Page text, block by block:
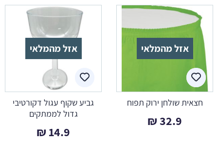
אזל מהמלאי
חצאית שולחן ירוק תפוח
32.9
₪
אזל מהמלאי
גביע שקוף עגול דקורטיבי
גדול לממתקים
14.9
₪